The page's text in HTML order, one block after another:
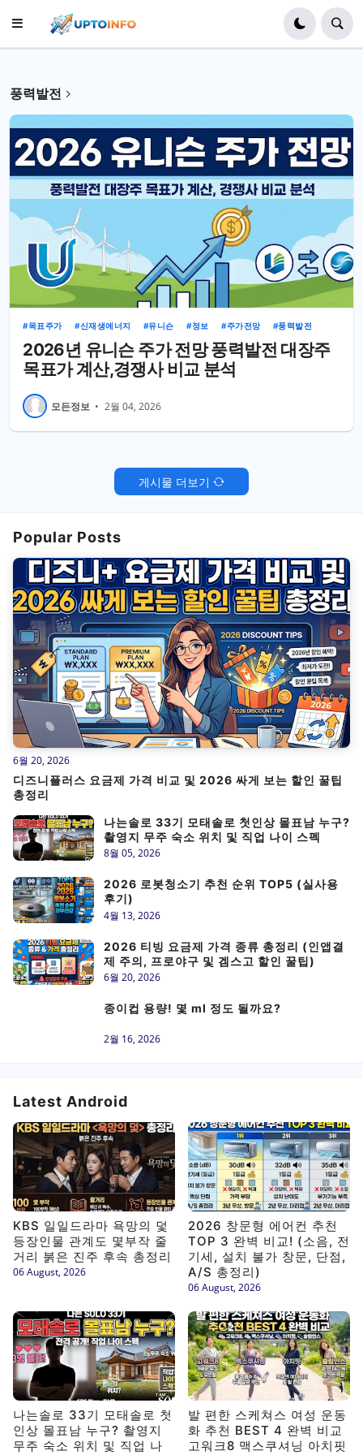
풍력발전
목표주가 신재생에너지 유니슨 정보 주가전망 풍력발전
2026년 유니슨 주가 전망 풍력발전 대장주
목표가 계산,경쟁사 비교 분석
모든정보 • 2월 04, 2026
게시물 더보기
Popular Posts
디즈니플러스 요금제 가격 비교 및 2026 싸게 보는 할인 꿀팁
총정리
6월 20, 2026
나는솔로 33기 모태솔로 첫인상 몰표남 누구?
촬영지 무주 숙소 위치 및 직업 나이 스펙
8월 05, 2026
2026 로봇청소기 추천 순위 TOP5 (실사용
후기)
4월 13, 2026
2026 티빙 요금제 가격 종류 총정리 (인앱결
제 주의, 프로야구 및 겜스고 할인 꿀팁)
6월 20, 2026
종이컵 용량! 몇 ml 정도 될까요?
2월 16, 2026
Latest Android
KBS 일일드라마 욕망의 덫
등장인물 관계도 몇부작 줄
거리 붉은 진주 후속 총정리
06 August, 2026
2026 창문형 에어컨 추천
TOP 3 완벽 비교! (소음, 전
기세, 설치 불가 창문, 단점,
A/S 총정리)
06 August, 2026
나는솔로 33기 모태솔로 첫
인상 몰표남 누구? 촬영지
무주 숙소 위치 및 직업 나
발 편한 스케쳐스 여성 운동
화 추천 BEST 4 완벽 비교
고워크8 맥스쿠셔닝 아치핏